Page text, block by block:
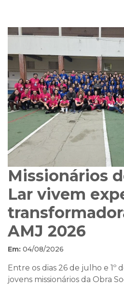
Missionários
Lar vivem
AMJ 2026
Em: 04/08/2026
Entre os dias 26 de julho e 1º
jovens missionários da Obra